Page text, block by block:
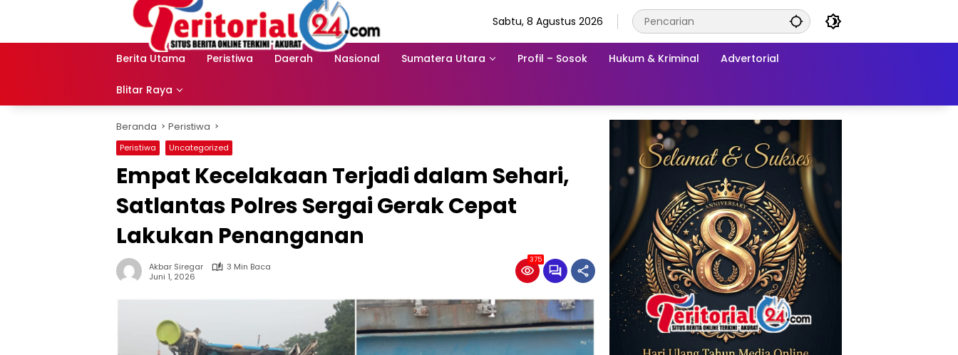
Sabtu, 8 Agustus 2026
Berita Utama Peristiwa Daerah Nasional Sumatera Utara Profil – Sosok Hukum & Kriminal Advertorial
Blitar Raya
Beranda Peristiwa
Peristiwa Uncategorized
Empat Kecelakaan Terjadi dalam Sehari,
Satlantas Polres Sergai Gerak Cepat
Lakukan Penanganan
Akbar Siregar
3 Min Baca
Juni 1, 2026
375